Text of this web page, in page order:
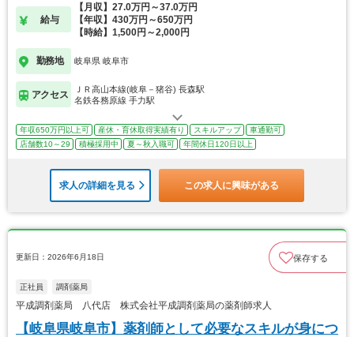
給与
【月収】27.0万円～37.0万円
【年収】430万円～650万円
【時給】1,500円～2,000円
勤務地 岐阜県 岐阜市
アクセス
ＪＲ高山本線(岐阜－猪谷) 長森駅
名鉄各務原線 手力駅
年収650万円以上可 産休・育休取得実績有り スキルアップ
車通勤可
店舗数10～29
積極採用中 夏～秋入職可 年間休日120日以上
求人の詳細を見る この求人に興味がある
更新日：2026年6月18日 保存する
正社員 調剤薬局
平成調剤薬局 八代店 株式会社平成調剤薬局の薬剤師求人
【岐阜県岐阜市】薬剤師として必要なスキルが身につ